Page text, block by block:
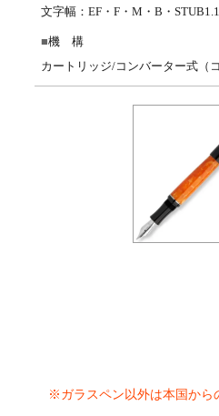
文字幅：EF・F・M・B・
機 構
カートリッジ/コンバーター式（
※ガラスペン以外は本国から